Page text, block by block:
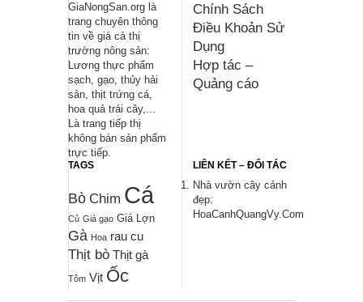
GiaNongSan.org là
trang chuyên thông
tin về giá cả thị
trường nông sản:
Lương thực phẩm
sạch, gạo, thủy hải
sản, thịt trứng cá,
hoa quả trái cây,...
Là trang tiếp thị
không bán sản phẩm
trực tiếp.
Chính Sách
Điều Khoản Sử
Dụng
Hợp tác –
Quảng cáo
TAGS
Bò Chim Cá
Củ Giá gạo Giá Lợn
Gà Hoa rau cu
Thịt bò Thịt gà
Tôm Vịt Ốc
LIÊN KẾT – ĐỐI TÁC
Nhà vườn cây cảnh
đẹp:
HoaCanhQuangVy.Com